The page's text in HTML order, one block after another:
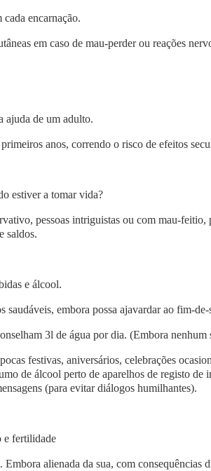
encarnação.
em caso de mau-perder ou reações
ajuda de um adulto.
anos, correndo o risco de efeitos
estiver a tomar vida?
pessoas intriguistas ou com mau-
saldos.
e álcool.
saudáveis, embora possa ajavardar ao
3l de água por dia. (Embora
festivas, aniversários, celebrações
de álcool perto de aparelhos de registo de
(para evitar diálogos humilhantes).
e fertilidade
alienada da sua, com consequências